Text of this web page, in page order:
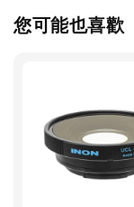
您可能也喜歡